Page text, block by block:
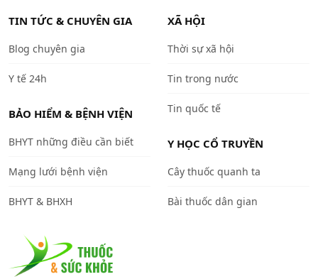
TIN TỨC & CHUYÊN GIA
Blog chuyên gia
Y tế 24h
BẢO HIỂM & BỆNH VIỆN
BHYT những điều cần biết
Mạng lưới bệnh viện
BHYT & BHXH
XÃ HỘI
Thời sự xã hội
Tin trong nước
Tin quốc tế
Y HỌC CỔ TRUYỀN
Cây thuốc quanh ta
Bài thuốc dân gian